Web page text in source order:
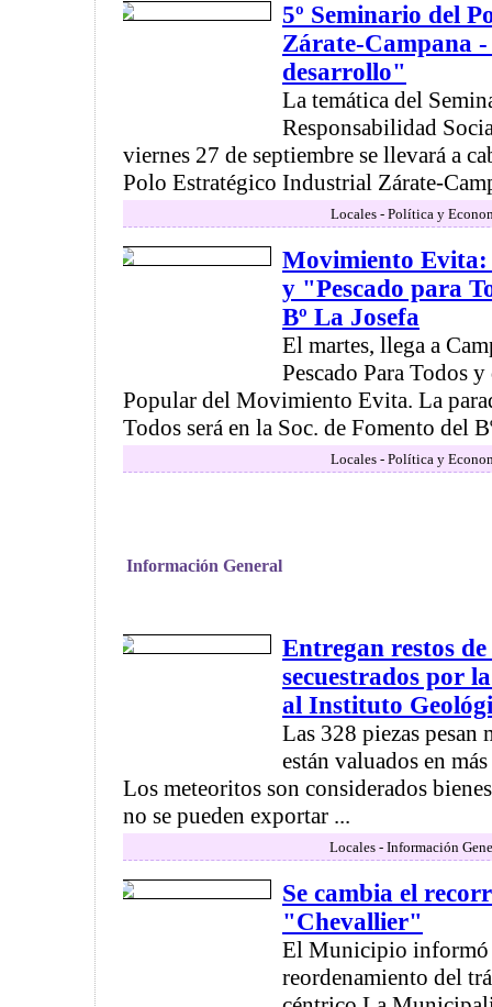
5º Seminario del
Zárate-Campana -
desarrollo"
La temática del
Responsabilidad
viernes 27 de septiembre se llevará a
Polo Estratégico Industrial Zárate-
Locales - Política y
Movimiento
y "Pescado para
Bº La Josefa
El martes, llega a
Pescado Para Todos
Popular del Movimiento Evita. La
Todos será en la Soc. de Fomento del
Locales - Política y
Información General
Entregan restos
secuestrados por
al Instituto
Las 328 piezas pesan
están valuados en
Los meteoritos son considerados
no se pueden exportar ...
Locales - Información
Se cambia el
"Chevallier"
El Municipio informó
reordenamiento del